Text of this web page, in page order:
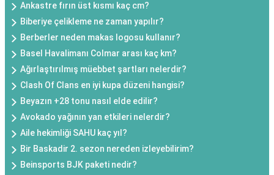
Ankastre fırın üst kısmı kaç cm?
Biberiye çelikleme ne zaman yapılır?
Berberler neden makas logosu kullanır?
Basel Havalimanı Colmar arası kaç km?
Ağırlaştırılmış müebbet şartları nelerdir?
Clash Of Clans en iyi kupa düzeni hangisi?
Beyazın +28 tonu nasıl elde edilir?
Avokado yağının yan etkileri nelerdir?
Aile hekimliği SAHU kaç yıl?
Bir Baskadir 2. sezon nereden izleyebilirim?
Beinsports BJK paketi nedir?